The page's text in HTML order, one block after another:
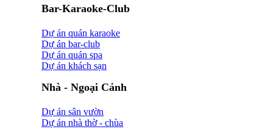
Bar-Karaoke-Club
Dự án quán karaoke
Dự án bar-club
Dự án quán spa
Dự án khách sạn
Nhà - Ngoại Cảnh
Dự án sân vườn
Dự án nhà thờ - chùa